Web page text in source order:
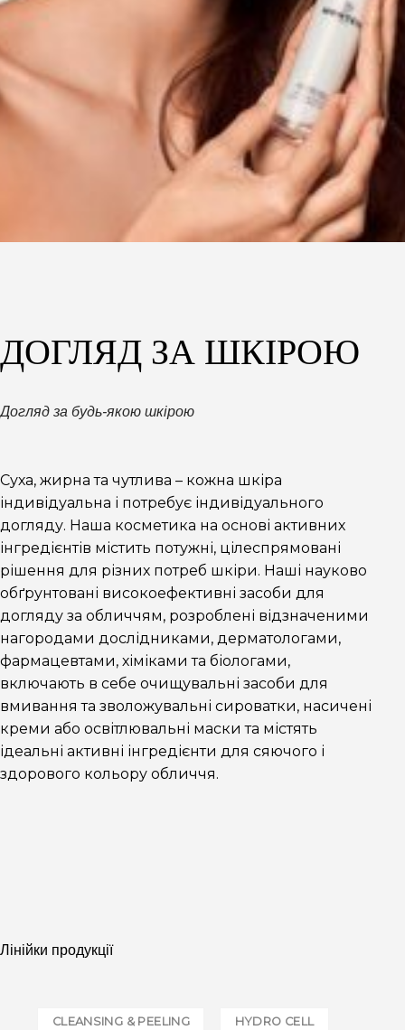
ДОГЛЯД ЗА ШКІРОЮ
Догляд за будь-якою шкірою
Суха, жирна та чутлива – кожна шкіра
індивідуальна і потребує індивідуального
догляду. Наша косметика на основі активних
інгредієнтів містить потужні, цілеспрямовані
рішення для різних потреб шкіри. Наші науково
обґрунтовані високоефективні засоби для
догляду за обличчям, розроблені відзначеними
нагородами дослідниками, дерматологами,
фармацевтами, хіміками та біологами,
включають в себе очищувальні засоби для
вмивання та зволожувальні сироватки, насичені
креми або освітлювальні маски та містять
ідеальні активні інгредієнти для сяючого і
здорового кольору обличчя.
Лінійки продукції
CLEANSING & PEELING HYDRO CELL